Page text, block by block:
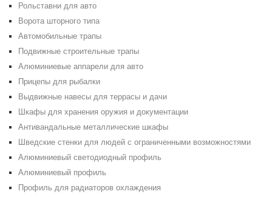
Рольставни для авто
Ворота шторного типа
Автомобильные трапы
Подвижные строительные трапы
Алюминиевые аппарели для авто
Прицепы для рыбалки
Выдвижные навесы для террасы и дачи
Шкафы для хранения оружия и документации
Антивандальные металлические шкафы
Шведские стенки для людей с ограниченными возможностями
Алюминиевый светодиодный профиль
Алюминиевый профиль
Профиль для радиаторов охлаждения